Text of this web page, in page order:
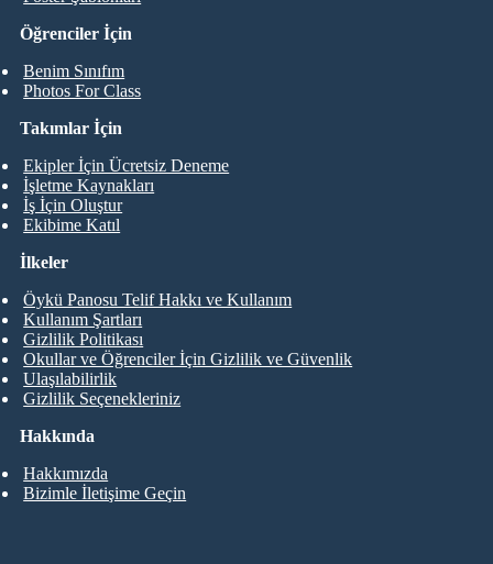
Öğrenciler İçin
Benim Sınıfım
Photos For Class
Takımlar İçin
Ekipler İçin Ücretsiz Deneme
İşletme Kaynakları
İş İçin Oluştur
Ekibime Katıl
Hakkında
Hakkımızda
Bizimle İletişime Geçin
İlkeler
Öykü Panosu Telif Hakkı ve Kullanım
Kullanım Şartları
Gizlilik Politikası
Okullar ve Öğrenciler İçin Gizlilik ve Güvenlik
Ulaşılabilirlik
Gizlilik Seçenekleriniz